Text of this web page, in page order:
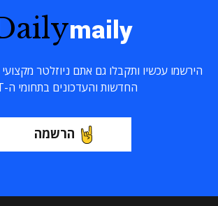
maily
הירשמו עכשיו ותקבלו גם אתם ניוזלטר
החדשות והעדכונים בתחומי ה-ICT
הרשמה